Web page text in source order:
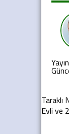
Taraklı
Evli ve